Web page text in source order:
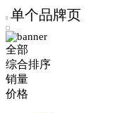
单个品牌页
全部
综合排序
销量
价格